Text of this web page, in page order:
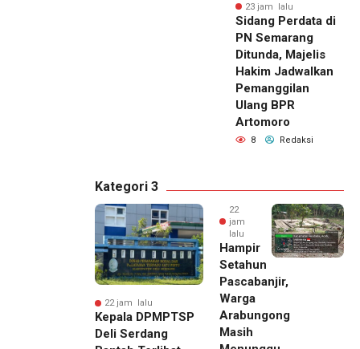
23 jam lalu
Sidang Perdata di
PN Semarang
Ditunda, Majelis
Hakim Jadwalkan
Pemanggilan
Ulang BPR
Artomoro
8 Redaksi
Kategori 3
22 jam lalu
Kepala DPMPTSP
Deli Serdang
22
jam
lalu
Hampir
Setahun
Pascabanjir,
Warga
Arabungong
Masih